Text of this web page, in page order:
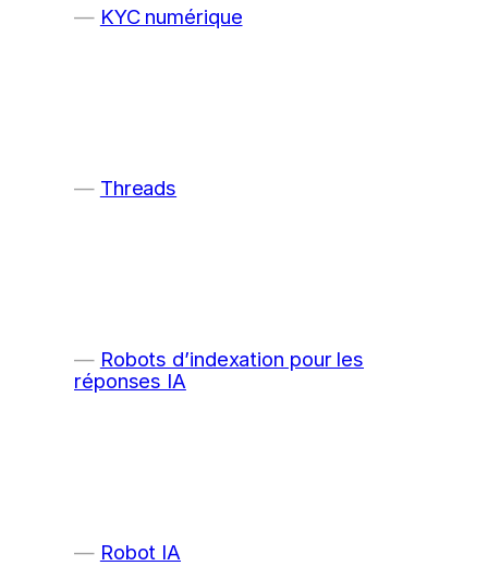
KYC numérique
Threads
Robots d’indexation pour les
réponses IA
Robot IA